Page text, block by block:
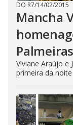
DO R7/14/02/2015
Mancha
Palmeiras
Viviane Araújo e
primeira da